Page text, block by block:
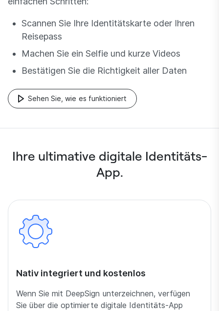
Scannen Sie Ihre Identitätskarte oder Ihren
Reisepass
Machen Sie ein Selfie und kurze Videos
Bestätigen Sie die Richtigkeit aller Daten
Sehen Sie, wie es funktioniert
Ihre ultimative digitale Identitäts-
App.
Nativ integriert und kostenlos
Wenn Sie mit DeepSign unterzeichnen, verfügen
Sie über die optimierte digitale Identitäts-App